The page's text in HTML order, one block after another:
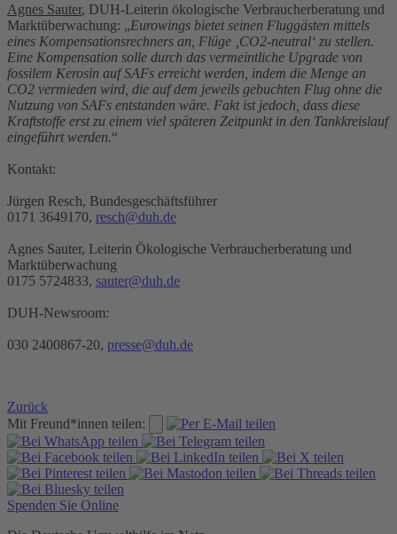
Agnes Sauter, DUH-Leiterin ökologische Verbraucherberatung und
Marktüberwachung: „Eurowings bietet seinen Fluggästen mittels
eines Kompensationsrechners an, Flüge ‚CO2-neutral‘ zu stellen.
Eine Kompensation solle durch das vermeintliche Upgrade von
fossilem Kerosin auf SAFs erreicht werden, indem die Menge an
CO2 vermieden wird, die auf dem jeweils gebuchten Flug ohne die
Nutzung von SAFs entstanden wäre. Fakt ist jedoch, dass diese
Kraftstoffe erst zu einem viel späteren Zeitpunkt in den Tankkreislauf
eingeführt werden.“
Kontakt:
Jürgen Resch, Bundesgeschäftsführer
0171 3649170, resch@duh.de
Agnes Sauter, Leiterin Ökologische Verbraucherberatung und
Marktüberwachung
0175 5724833, sauter@duh.de
DUH-Newsroom:
030 2400867-20, presse@duh.de
Zurück
Mit Freund*innen teilen:
Spenden Sie Online